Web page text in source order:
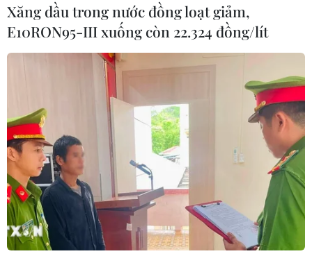
Xăng dầu trong nước đồng loạt giảm,
E10RON95-III xuống còn 22.324 đồng/lít